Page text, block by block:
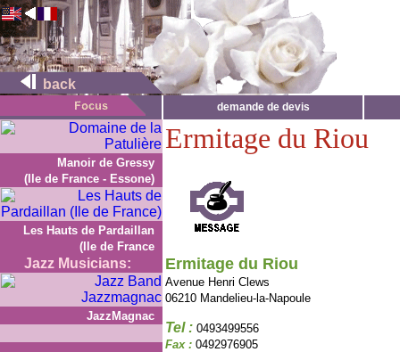
back
demande de devis
Manoir de Gressy
(Ile de France - Essone)
Les Hauts de Pardaillan
(Ile de France
Jazz Musicians:
JazzMagnac
Ermitage du Riou
Ermitage du Riou
Avenue Henri Clews
06210 Mandelieu-la-Napoule
Tel : 0493499556
Fax : 0492976905